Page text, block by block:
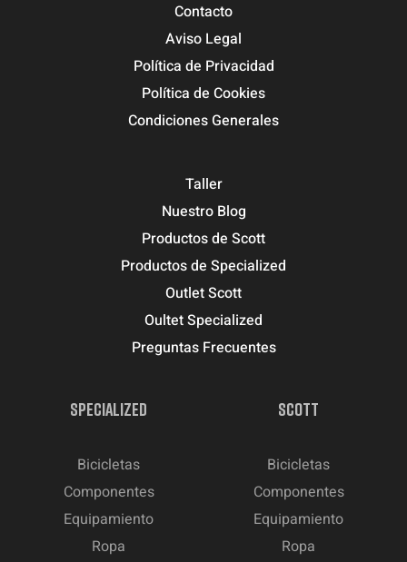
Contacto
Aviso Legal
Política de Privacidad
Política de Cookies
Condiciones Generales
Taller
Nuestro Blog
Productos de Scott
Productos de Specialized
Outlet Scott
Oultet Specialized
Preguntas Frecuentes
SPECIALIZED
Bicicletas
Componentes
Equipamiento
Ropa
SCOTT
Bicicletas
Componentes
Equipamiento
Ropa